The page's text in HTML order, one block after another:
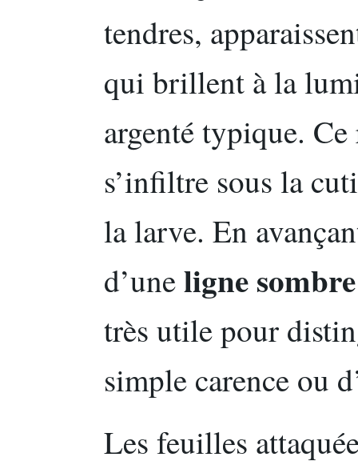
tendres,
qui brillent à la
argenté typique.
s’infiltre sous la
la larve. En
d’uneligne sombre
très utile pour
simple carence ou
Les feuilles